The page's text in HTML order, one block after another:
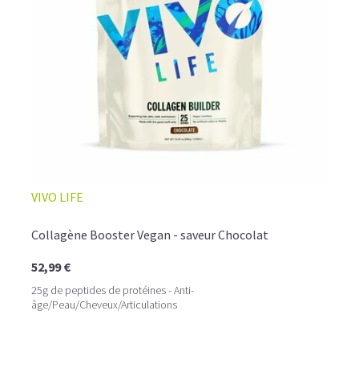
☕ LATTE MACCHIATO GLACÉ
VIVO LIFE
Collagène Booster Vegan - saveur Chocolat
52,99 €
25g de peptides de protéines - Anti-
âge/Peau/Cheveux/Articulations